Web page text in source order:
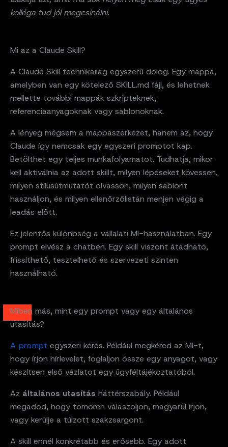
kolléga tud jól megcsinálni.
Mi az a Claude Skill?
A Claude Skill technikailag egyszerű dolog. Egy mappa,
amelyben van egy kötelező SKILL.md fájl, és lehetnek
mellette további mappák szkripteknek,
referenciaanyagoknak vagy sablonoknak.
A lényeg mégsem a mappaszerkezet, hanem az, hogy
Claude így nemcsak egy egyszeri promptot kap.
Betölthet egy teljes munkafolyamatot. Tudhatja, mikor
kell aktiválnia az adott skillt, milyen lépéseket kövessen,
milyen stílusútmutatót olvasson, milyen sablont
használjon, és milyen ellenőrzőlistán menjen végig a
leadás előtt.
Ez jelentős különbség a vállalati MI-használatban. Egy
prompt elvész a chatben. Egy skill viszont átadható,
frissíthető, tesztelhető és szervezeti szinten
használható.
Miben más, mint egy prompt vagy egy általános
utasítás?
A prompt egyszeri kérés. Például megkéred az MI-t,
hogy írjon hírlevelet, foglaljon össze egy anyagot, vagy
készítsen első vázlatot egy ügyféltájékoztatóból.
Az általános utasítás háttérszabály. Például
megadod, hogy tömören válaszoljon, magyarul írjon,
vagy kerülje a túlzott szakzsargont.
A skill ennél konkrétabb és erősebb. Egy adott